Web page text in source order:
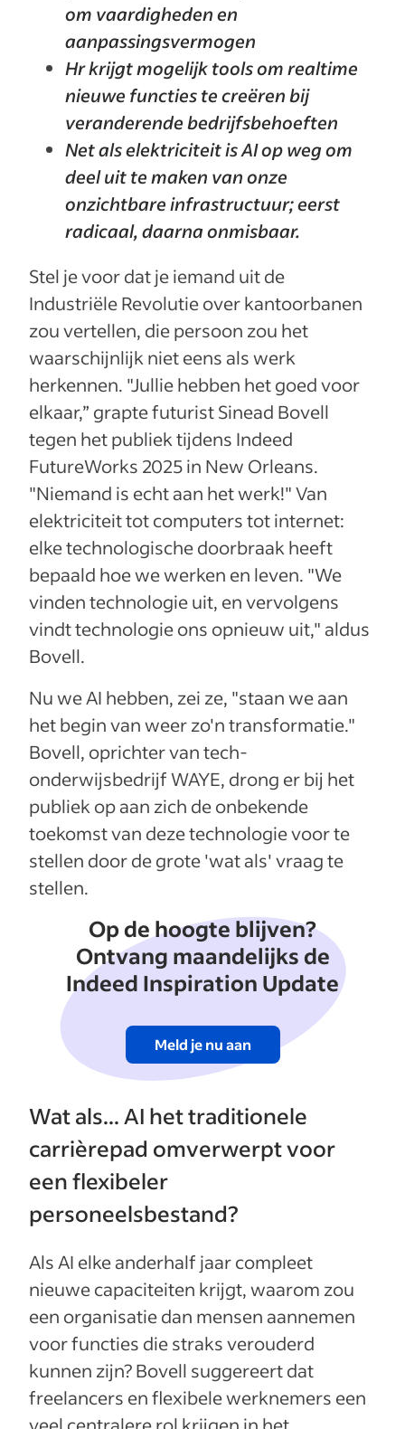
om vaardigheden en
aanpassingsvermogen
Hr krijgt mogelijk tools om realtime
nieuwe functies te creëren bij
veranderende bedrijfsbehoeften
Net als elektriciteit is AI op weg om
deel uit te maken van onze
onzichtbare infrastructuur; eerst
radicaal, daarna onmisbaar.
Stel je voor dat je iemand uit de
Industriële Revolutie over kantoorbanen
zou vertellen, die persoon zou het
waarschijnlijk niet eens als werk
herkennen. "Jullie hebben het goed voor
elkaar,” grapte futurist Sinead Bovell
tegen het publiek tijdens Indeed
FutureWorks 2025 in New Orleans.
"Niemand is echt aan het werk!" Van
elektriciteit tot computers tot internet:
elke technologische doorbraak heeft
bepaald hoe we werken en leven. "We
vinden technologie uit, en vervolgens
vindt technologie ons opnieuw uit," aldus
Bovell.
Nu we AI hebben, zei ze, "staan we aan
het begin van weer zo'n transformatie."
Bovell, oprichter van tech-
onderwijsbedrijf WAYE, drong er bij het
publiek op aan zich de onbekende
toekomst van deze technologie voor te
stellen door de grote 'wat als' vraag te
stellen.
Op de hoogte blijven?
Ontvang maandelijks de
Indeed Inspiration Update
Meld je nu aan
Wat als... AI het traditionele
carrièrepad omverwerpt voor
een flexibeler
personeelsbestand?
Als AI elke anderhalf jaar compleet
nieuwe capaciteiten krijgt, waarom zou
een organisatie dan mensen aannemen
voor functies die straks verouderd
kunnen zijn? Bovell suggereert dat
freelancers en flexibele werknemers een